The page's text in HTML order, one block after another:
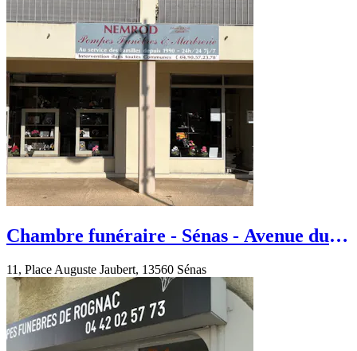
Chambre funéraire - Sénas - Avenue du
11, Place Auguste Jaubert, 13560 Sénas